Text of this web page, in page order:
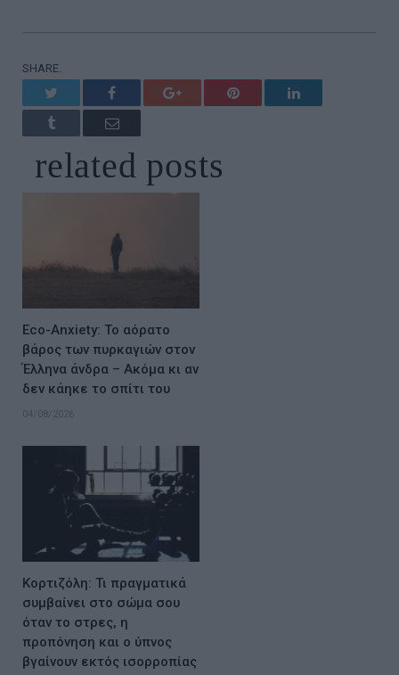
SHARE.
Facebook Google+ Pinterest LinkedIn
Tumblr Email
related posts
Eco-Anxiety: Το αόρατο
βάρος των πυρκαγιών στον
Έλληνα άνδρα – Ακόμα κι αν
δεν κάηκε το σπίτι του
04/08/2026
Κορτιζόλη: Τι πραγματικά
συμβαίνει στο σώμα σου
όταν το στρες, η
προπόνηση και ο ύπνος
βγαίνουν εκτός ισορροπίας